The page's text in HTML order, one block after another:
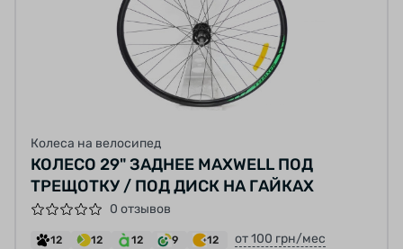
Колеса на велосипед
КОЛЕСО 29" ЗАДНЕЕ MAXWELL ПОД
ТРЕЩОТКУ / ПОД ДИСК НА ГАЙКАХ
0 отзывов
12 12 12 9 12 от 100 грн/мес